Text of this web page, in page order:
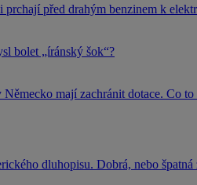
prchají před drahým benzinem k
bolet „íránský šok“?
mají zachránit dotace. Co to
dluhopisu. Dobrá, nebo